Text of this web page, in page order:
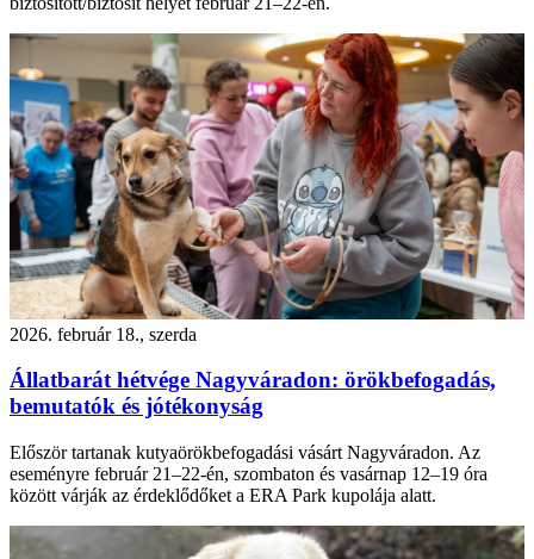
2026. február 18., szerda
Állatbarát hétvége Nagyváradon: örökbefogadás,
bemutatók és jótékonyság
Először tartanak kutyaörökbefogadási vásárt Nagyváradon. Az
eseményre február 21–22-én, szombaton és vasárnap 12–19 óra
között várják az érdeklődőket a ERA Park kupolája alatt.